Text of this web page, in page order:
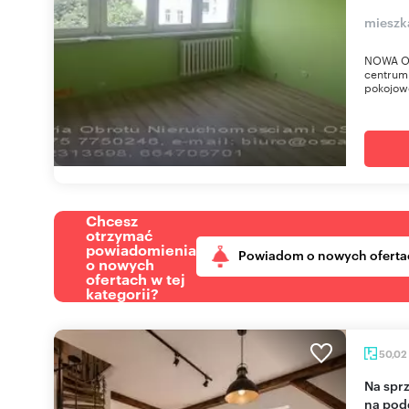
NOWA
Chcesz
otrzymać
powiadomienia
o nowych
ofertach w tej
kategorii?
Powiadom o nowych
50,02
Na sprzedaż przestronne 2-pokojowe mieszkanie
na